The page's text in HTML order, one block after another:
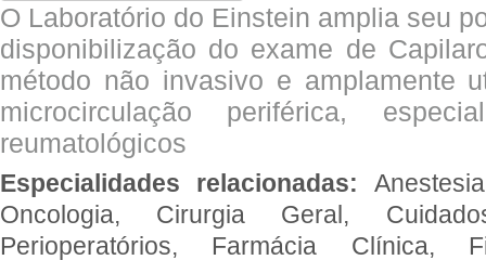
O Laboratório do Einstein amplia seu
disponibilização do exame de
método não invasivo e amplamente
microcirculação periférica,
reumatológicos
Especialidades relacionadas:
Oncologia, Cirurgia Geral,
Perioperatórios, Farmácia Clínica,